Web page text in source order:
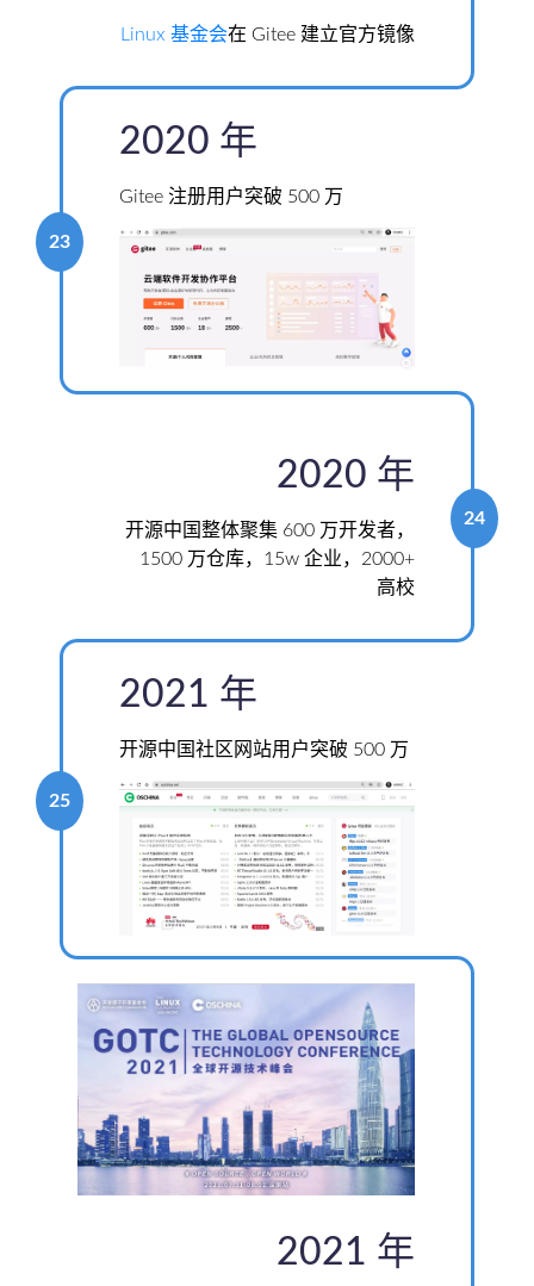
Linux 基金会在 Gitee 建立官方镜像
23
2020 年
Gitee 注册用户突破 500 万
2020 年
开源中国整体聚集 600 万开发者，
1500 万仓库，15w 企业，2000+
高校
24
25
2021 年
开源中国社区网站用户突破 500 万
2021 年